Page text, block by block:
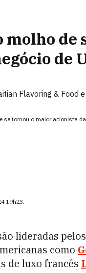
de
de
Flavoring &
se tornou o maior acionista
19h23.
lideradas
como
de luxo francês